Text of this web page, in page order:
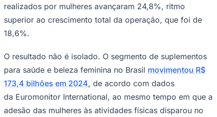
Times - Ir direto
realizados por mulheres avançaram 24,8%, ritmo
superior ao crescimento total da operação, que foi de
18,6%.
O resultado não é isolado. O segmento de suplementos
para saúde e beleza feminina no Brasil movimentou R$
173,4 bilhões em 2024, de acordo com dados
da Euromonitor International, ao mesmo tempo em que a
adesão das mulheres às atividades físicas disparou no